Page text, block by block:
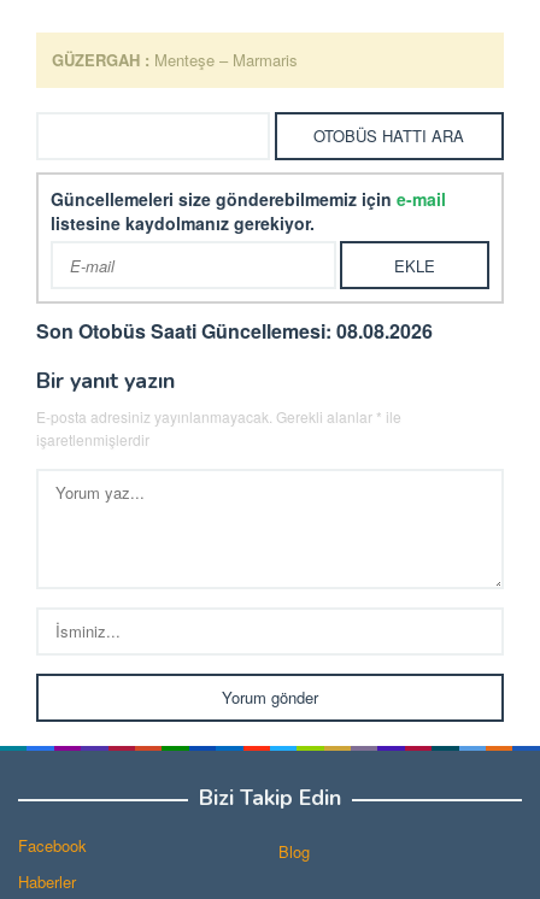
GÜZERGAH : Menteşe – Marmaris
Güncellemeleri size gönderebilmemiz için e-mail
listesine kaydolmanız gerekiyor.
Son Otobüs Saati Güncellemesi: 08.08.2026
Bir yanıt yazın
E-posta adresiniz yayınlanmayacak. Gerekli alanlar * ile
işaretlenmişlerdir
Bizi Takip Edin
Facebook
Haberler
Blog